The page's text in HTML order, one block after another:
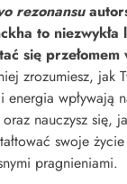
rezonansu
to niezwykła
się przełomem
zrozumiesz, jak
energia wpływają
nauczysz się,
swoje
pragnieniami.